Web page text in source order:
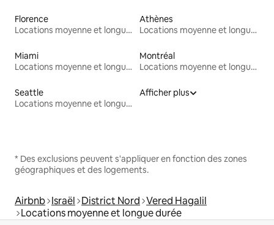
Florence
Locations moyenne et longue durée
Athènes
Locations moyenne et longue durée
Miami
Locations moyenne et longue durée
Montréal
Locations moyenne et longue durée
Seattle
Locations moyenne et longue durée
Afficher plus
* Des exclusions peuvent s'appliquer en fonction des zones
géographiques et des logements.
Airbnb Israël District Nord Vered Hagalil
Locations moyenne et longue durée